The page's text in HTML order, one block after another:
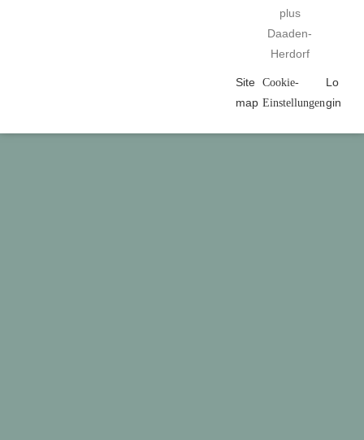
plus
Daaden-
Herdorf
Site
map
Cookie-
Einstellungen
Lo
gin